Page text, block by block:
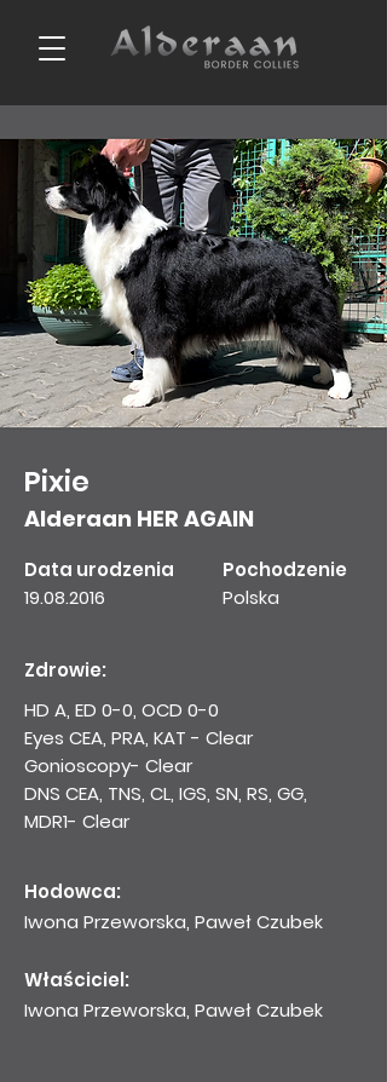
Pixie
Alderaan HER AGAIN
Data urodzenia
19.08.2016
Pochodzenie
Polska
Zdrowie:
HD A, ED 0-0, OCD 0-0
Eyes CEA, PRA, KAT - Clear
Gonioscopy- Clear
DNS CEA, TNS, CL, IGS, SN, RS, GG,
MDR1- Clear
Hodowca:
Iwona Przeworska, Paweł Czubek
Właściciel:
Iwona Przeworska, Paweł Czubek